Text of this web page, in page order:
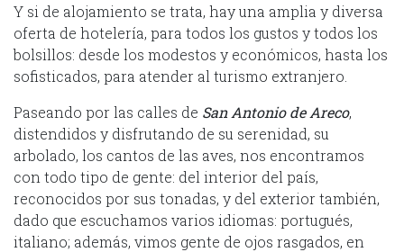
Y si de alojamiento se trata, hay una amplia y diversa
oferta de hotelería, para todos los gustos y todos los
bolsillos: desde los modestos y económicos, hasta los
sofisticados, para atender al turismo extranjero.
Paseando por las calles de San Antonio de Areco,
distendidos y disfrutando de su serenidad, su
arbolado, los cantos de las aves, nos encontramos
con todo tipo de gente: del interior del país,
reconocidos por sus tonadas, y del exterior también,
dado que escuchamos varios idiomas: portugués,
italiano; además, vimos gente de ojos rasgados, en